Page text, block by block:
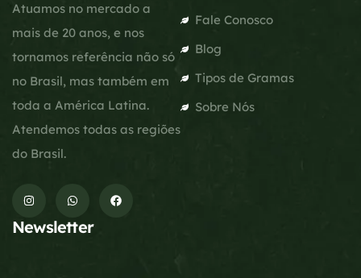
Atuamos no mercado a
mais de 20 anos, e nos
tornamos referência não só
no Brasil, mas também em
toda a América Latina.
Atendemos todas as regiões
do Brasil.
Fale Conosco
Blog
Tipos de Gramas
Sobre Nós
Newsletter